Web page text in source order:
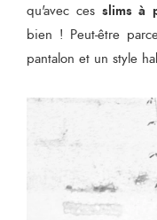
qu'avec ces slims à
bien ! Peut-être
pantalon et un style